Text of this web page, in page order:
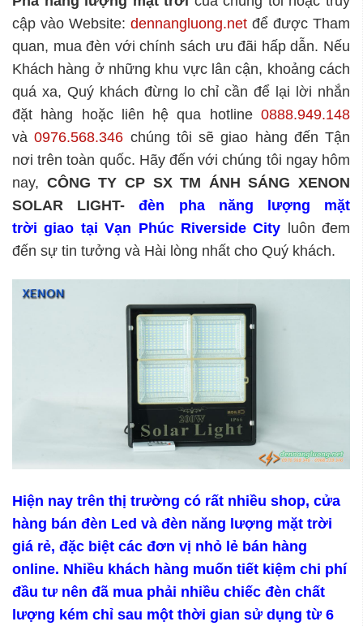
cập vào Website: dennangluong.net để được Tham
quan, mua đèn với chính sách ưu đãi hấp dẫn. Nếu
Khách hàng ở những khu vực lân cận, khoảng cách
quá xa, Quý khách đừng lo chỉ cần để lại lời nhắn
đặt hàng hoặc liên hệ qua hotline 0888.949.148
và0976.568.346 chúng tôi sẽ giao hàng đến Tận
nơi trên toàn quốc. Hãy đến với chúng tôi ngay hôm
nay, CÔNG TY CP SX TM ÁNH SÁNG XENON
SOLAR LIGHT-đèn pha năng lượng mặt
trời giao tại Vạn Phúc Riverside City luôn đem
đến sự tin tưởng và Hài lòng nhất cho Quý khách.
Hiện nay trên thị trường có rất nhiều shop, cửa
hàng bán đèn Led và đèn năng lượng mặt trời
giá rẻ, đặc biệt các đơn vị nhỏ lẻ bán hàng
online. Nhiều khách hàng muốn tiết kiệm chi phí
đầu tư nên đã mua phải nhiều chiếc đèn chất
lượng kém chỉ sau một thời gian sử dụng từ 6